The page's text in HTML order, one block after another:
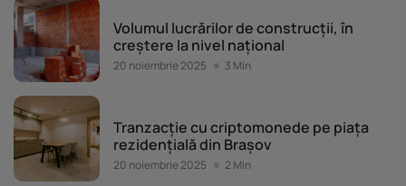
Volumul lucrărilor de construcții, în
creștere la nivel național
20 noiembrie 2025 3 Min
Tranzacție cu criptomonede pe piața
rezidențială din Brașov
20 noiembrie 2025 2 Min